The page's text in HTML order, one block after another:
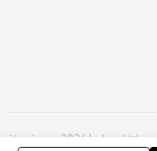
صنع بإتقان على | 2026 منصة سلة